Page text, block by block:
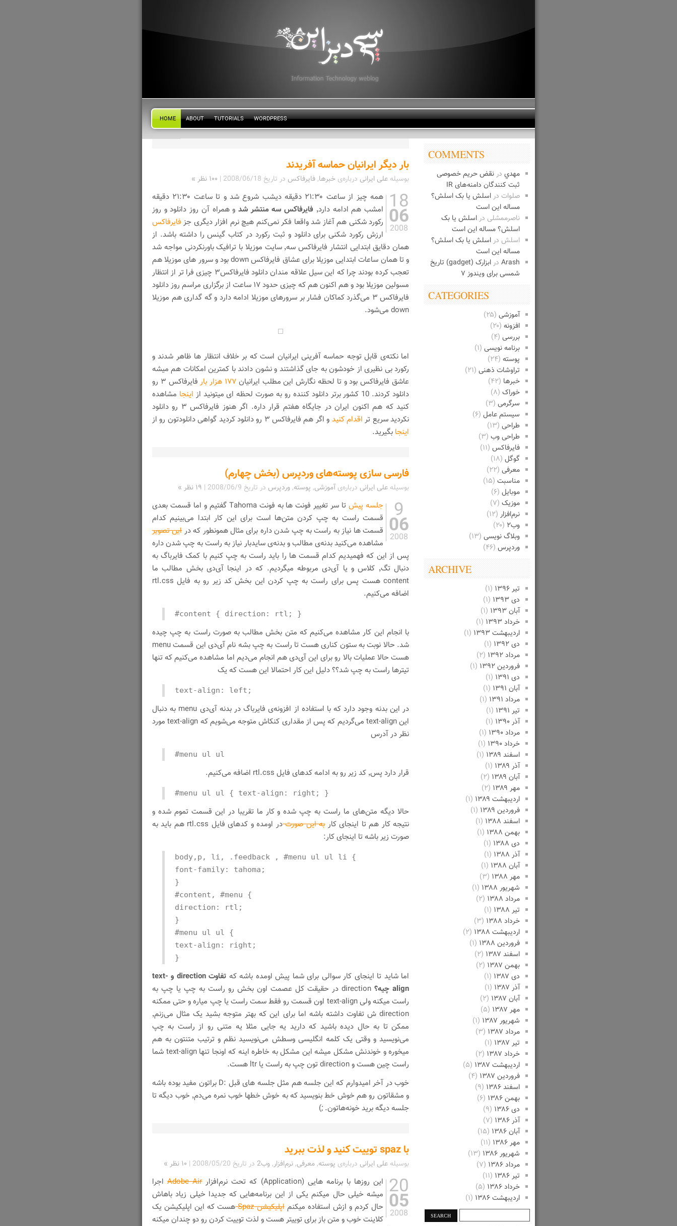
HOME ABOUT TUTORIALS WORDPRESS
COMMENTS
مهدي درنقض حریم خصوصی
ثبت کنندگان دامنه‌های IR
صلوات دراسلش یا بک اسلش؟
مساله این است
ناصرممشلی دراسلش یا بک
اسلش؟ مساله این است
اسلش دراسلش یا بک اسلش؟
مساله این است
Arash در
ابزارک (gadget) تاریخ
شمسی برای ویندوز ۷
CATEGORIES
آموزشی (۲۵)
افزونه (۲۰)
بررسی (۴)
برنامه نویسی (۱)
پوسته (۲۴)
تراوشات ذهنی (۲۱)
خبرها (۴۲)
خوراک (۸)
سرگرمی (۳)
سیستم عامل (۶)
طراحی (۱۳)
طراحی وب (۳)
فایرفاکس (۱۱)
گوگل (۱۸)
معرفی (۲۲)
مناسبت (۱۵)
موبایل (۶)
موزیک (۷)
نرم‌افزار (۱۲)
وب۲ (۲۰)
وبلاگ نویسی (۱۳)
وردپرس (۴۶)
ARCHIVE
تیر ۱۳۹۶
(۱)
دی ۱۳۹۳
(۱)
آبان ۱۳۹۳
(۱)
خرداد ۱۳۹۳
(۱)
اردیبهشت ۱۳۹۳
(۱)
دی ۱۳۹۲
(۱)
مرداد ۱۳۹۲
(۲)
فروردین ۱۳۹۲
(۱)
دی ۱۳۹۱
(۱)
آبان ۱۳۹۱
(۱)
مرداد ۱۳۹۱
(۱)
تیر ۱۳۹۱
(۱)
آذر ۱۳۹۰
(۱)
مرداد ۱۳۹۰
(۱)
خرداد ۱۳۹۰
(۱)
اسفند ۱۳۸۹
(۱)
آذر ۱۳۸۹
(۱)
آبان ۱۳۸۹
(۲)
مهر ۱۳۸۹
(۲)
اردیبهشت ۱۳۸۹
(۱)
فروردین ۱۳۸۹
(۱)
اسفند ۱۳۸۸
(۱)
بهمن ۱۳۸۸
(۱)
دی ۱۳۸۸
(۱)
آذر ۱۳۸۸
(۱)
آبان ۱۳۸۸
(۱)
مهر ۱۳۸۸
(۳)
شهریور ۱۳۸۸
(۱)
مرداد ۱۳۸۸
(۲)
تیر ۱۳۸۸
(۱)
خرداد ۱۳۸۸
(۳)
اردیبهشت ۱۳۸۸
(۲)
فروردین ۱۳۸۸
(۱)
اسفند ۱۳۸۷
(۲)
بهمن ۱۳۸۷
(۲)
دی ۱۳۸۷
(۱)
آذر ۱۳۸۷
(۱)
آبان ۱۳۸۷
(۲)
مهر ۱۳۸۷
(۵)
شهریور ۱۳۸۷
(۱)
مرداد ۱۳۸۷
(۳)
تیر ۱۳۸۷
(۱)
خرداد ۱۳۸۷
(۲)
اردیبهشت ۱۳۸۷
(۵)
فروردین ۱۳۸۷
(۴)
اسفند ۱۳۸۶
(۹)
بهمن ۱۳۸۶
(۶)
دی ۱۳۸۶
(۹)
آذر ۱۳۸۶
(۷)
آبان ۱۳۸۶
(۱۵)
مهر ۱۳۸۶
(۱۱)
شهریور ۱۳۸۶
(۱۳)
مرداد ۱۳۸۶
(۷)
تیر ۱۳۸۶
(۱۱)
خرداد ۱۳۸۶
(۵)
اردیبهشت ۱۳۸۶
(۱)
بار دیگر ایرانیان حماسه آفریدند
بوسیله علی ایرانی درباره‌ی خبرها,فایرفاکس در تاریخ 2008/06/18
| ۱۰۰ نظر »
18
06
2008
همه چیز از ساعت ۲۱:۳۰ دقیقه دیشب شروع شد و تا ساعت ۲۱:۳۰ دقیقه
امشب هم ادامه دارد٬ فایرفاکس سه منتشر شد و همراه آن روز دانلود و روز
رکورد شکنی هم آغاز شد واقعا فکر نمی‌کنم هیچ نرم افزار دیگری جز فایرفاکس
ارزش رکورد شکنی برای دانلود و ثبت رکورد در کتاب گینس را داشته باشد. از
همان دقایق ابتدایی انتشار فایرفاکس سه٬ سایت موزیلا با ترافیک باورنکردنی مواجه شد
و تا همان ساعات ابتدایی موزیلا برای عشاق فایرفاکس down بود و سرور های موزیلا هم
تعجب کرده بودند چرا که این سیل علاقه مندان دانلود فایرفاکس۳ چیزی فرا تر از انتظار
مسولین موزیلا بود و هم اکنون هم که چیزی حدود ۱۷ ساعت از برگزاری مراسم روز دانلود
فایرفاکس ۳ می‌گذرد کماکان فشار بر سرورهای موزیلا ادامه دارد و گه گداری هم موزیلا
down می‌شود.
اما نکته‌ی قابل توجه حماسه آفرینی ایرانیان است که بر خلاف انتظار ها ظاهر شدند و
رکورد بی نظیری از خودشون به جای گذاشتند و نشون دادند با کمترین امکانات هم میشه
عاشق فایرفاکس بود و تا لحظه نگارش این مطلب ایرانیان ۱۷۷ هزار بار
فایرفاکس ۳ رو
دانلود کردند. 10 کشور برتر دانلود کننده رو به صورت لحظه ای میتونید از
اینجا مشاهده
کنید که هم اکنون ایران در جایگاه هفتم قرار داره. اگر هنوز فایرفاکس ۳ رو دانلود
نکردید سریع تر اقدام کنید و اگر هم فایرفاکس ۳ رو دانلود کردید گواهی دانلودتون رو از
اینجا بگیرید.
فارسی سازی پوسته‌های وردپرس (بخش چهارم)
بوسیله علی ایرانی درباره‌یآموزشی, پوسته,وردپرس در تاریخ 2008/06/9
| ۱۹ نظر »
9
06
2008
جلسه پیش
تا سر تغییر فونت ها به فونت Tahoma گفتیم و اما قسمت بعدی
قسمت راست به چپ کردن متن‌ها است برای این کار ابتدا می‌بینیم کدام
قسمت ها نیاز به راست به چپ شدن داره برای مثال همونطور که دراین تصویر
مشاهده می‌کنید بدنه‌ی مطالب و بدنه‌ی سایدبار نیاز به راست به چپ شدن داره
پس از این که فهمیدیم کدام قسمت ها را باید راست به چپ کنیم با کمک فایرباگ به
دنبال تگ٬ کلاس و یا آی‌دی مربوطه میگردیم. که در اینجا آی‌دی بخش مطالب ما
content هست پس برای راست به چپ کردن این بخش کد زیر رو به فایل rtl.css
اضافه می‌کنیم.
#content { direction: rtl; }
با انجام این کار مشاهده می‌کنیم که متن بخش مطالب به صورت راست به چپ چیده
شد. حالا نوبت به ستون کناری هست تا راست به چپ بشه نام آی‌دی این قسمت menu
هست حالا عملیات بالا رو برای این آی‌دی هم انجام می‌دیم اما مشاهده می‌کنیم که تنها
تیترها راست به چپ شد؟؟ دلیل این کار احتمالا این هست که یک
text-align: left;
در این بدنه وجود دارد که با استفاده از افزونه‌ی فایرباگ در بدنه آی‌دی menu به دنبال
این text-align می‌گردیم که پس از مقداری کنکاش متوجه می‌شویم که text-align مورد
نظر در آدرس
#menu ul ul
قرار دارد پس٬ کد زیر رو به ادامه کدهای فایل rtl.css اضافه می‌کنیم.
#menu ul ul { text-align: right; }
حالا دیگه متن‌های ما راست به چپ شده و کار ما تقریبا در این قسمت تموم شده و
نتیجه کار هم تا اینجای کاربه این صورت
در اومده و کدهای فایل rtl.css هم باید به
صورت زیر باشه تا اینجای کار:
body,p, li, .feedback , #menu ul ul li {
font-family: tahoma;
}
#content, #menu {
direction: rtl;
}
#menu ul ul {
text-align: right;
}
اما شاید تا اینجای کار سوالی برای شما پیش اومده باشه که
تفاوت direction و text-
align چیه؟
direction در حقیقت کل عصمت اون بخش رو راست به چپ یا چپ به
راست میکنه ولی text-align اون قسمت رو فقط سمت راست یا چپ میاره و حتی ممکنه
direction ش تفاوت داشته باشه اما برای این که بهتر متوجه بشید یک مثال می‌زنم٬
ممکن تا به حال دیده باشید که دارید یه جایی مثلا یه متنی رو از راست به چپ
می‌نویسید و وقتی یک کلمه انگلیسی وسطش می‌نویسید نظم و ترتیب متنتون به هم
میخوره و خوندنش مشکل میشه این مشکل به خاطره اینه که اونجا تنها text-align شما
راست چین هست و direction تون چپ به راست یا ltr هست.
خوب در آخر امیدوارم که این جلسه هم مثل جلسه های قبل :D براتون مفید بوده باشه
و مشقاتون رو هم خوش خط بنویسید که به خوش خطها خوب نمره می‌دم٬ خوب دیگه تا
جلسه دیگه برید خونه‌هاتون. ;)
با spaz توییت کنید و لذت ببرید
بوسیله علی ایرانی درباره‌ی پوسته,معرفی,نرم‌افزار,وب2 در تاریخ 2008/05/20
| ۱۰ نظر »
20
05
2008
این روزها با برنامه هایی (Application) که تحت نرم‌افزار Adobe Airاجرا
میشه خیلی حال میکنم یکی از این برنامه‌هایی که جدیدا خیلی زیاد باهاش
حال کردم و ازش استفاده میکنماپلیکیشن Spaz
هست که این اپلیکیشن یک
کلاینت خوب و متن باز برای توییتر هست و لذت توییت کردن رو دو چندان میکنه